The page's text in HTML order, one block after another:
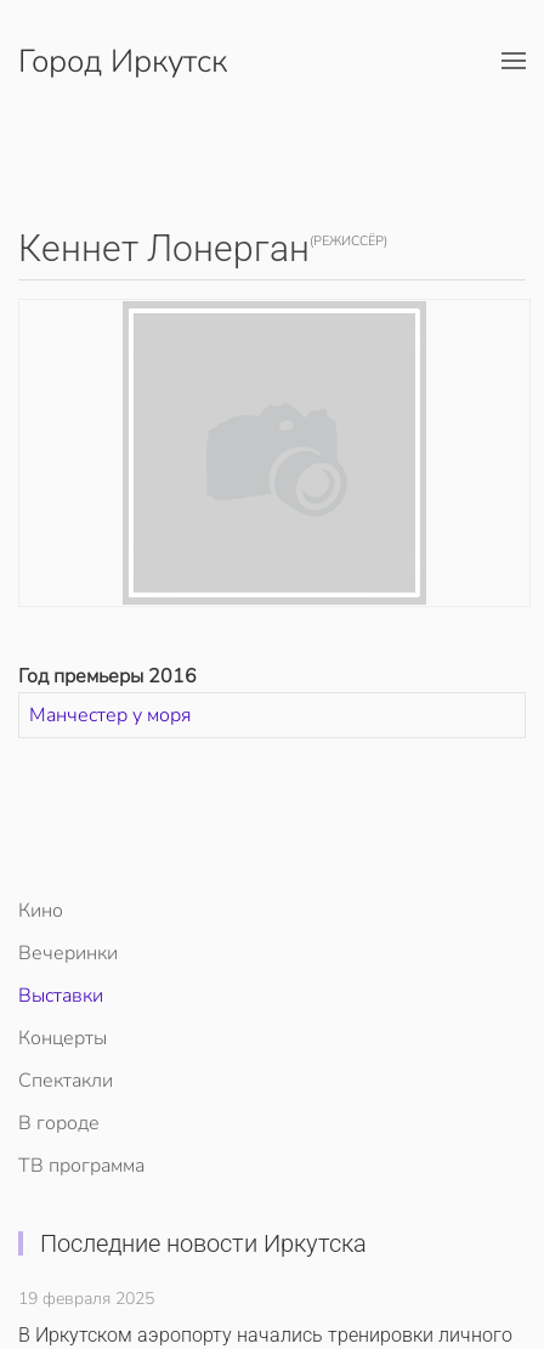
Перейти к содержимому
Город Иркутск
Кеннет Лонерган (РЕЖИССЁР)
Год премьеры 2016
Манчестер у моря
Кино
Вечеринки
Выставки
Концерты
Спектакли
В городе
ТВ программа
Последние новости Иркутска
19 февраля 2025
В Иркутском аэропорту начались тренировки личного